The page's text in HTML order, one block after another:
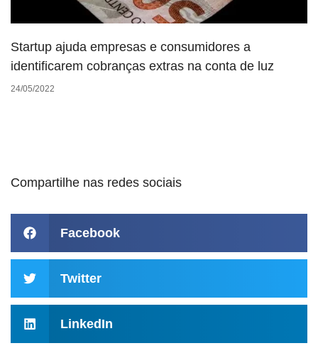
Startup ajuda empresas e consumidores a
identificarem cobranças extras na conta de luz
24/05/2022
Compartilhe nas redes sociais
Facebook
Twitter
LinkedIn